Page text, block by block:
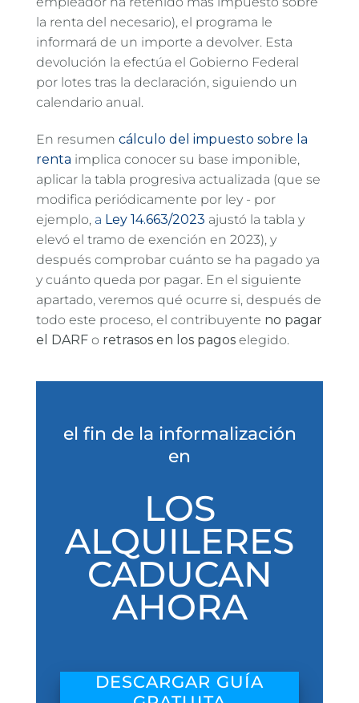
la renta del necesario), el programa le
informará de un importe a devolver. Esta
devolución la efectúa el Gobierno Federal
por lotes tras la declaración, siguiendo un
calendario anual.
En resumen cálculo del impuesto sobre la
renta implica conocer su base imponible,
aplicar la tabla progresiva actualizada (que se
modifica periódicamente por ley - por
ejemplo, a Ley 14.663/2023 ajustó la tabla y
elevó el tramo de exención en 2023), y
después comprobar cuánto se ha pagado ya
y cuánto queda por pagar. En el siguiente
apartado, veremos qué ocurre si, después de
todo este proceso, el contribuyente no pagar
el DARF o retrasos en los pagos elegido.
el fin de la informalización
en
LOS
ALQUILERES
CADUCAN
AHORA
DESCARGAR GUÍA